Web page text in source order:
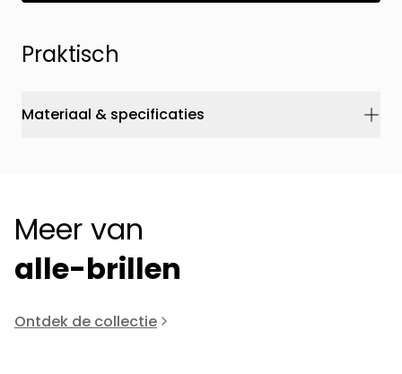
Praktisch
Materiaal & specificaties
Meer van
alle-brillen
Ontdek de collectie